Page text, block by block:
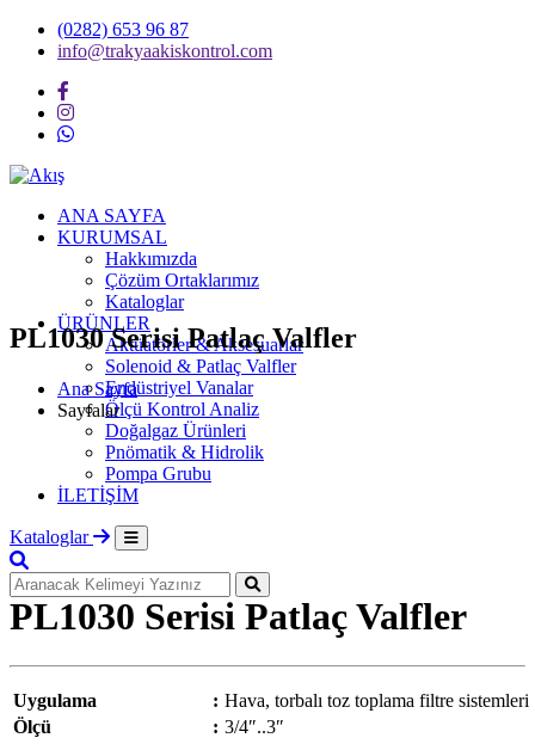
(0282) 653 96 87
info@trakyaakiskontrol.com
ANA SAYFA
KURUMSAL
Hakkımızda
Çözüm Ortaklarımız
Kataloglar
ÜRÜNLER
Aktüatörler & Aksesuarlar
Solenoid & Patlaç Valfler
Endüstriyel Vanalar
Ölçü Kontrol Analiz
Doğalgaz Ürünleri
Pnömatik & Hidrolik
Pompa Grubu
İLETİŞİM
Kataloglar
PL1030 Serisi Patlaç Valfler
Ana Sayfa
Sayfalar
PL1030 Serisi Patlaç Valfler
Uygulama : Hava, torbalı toz toplama filtre sistemleri
Ölçü
: 3/4″..3″